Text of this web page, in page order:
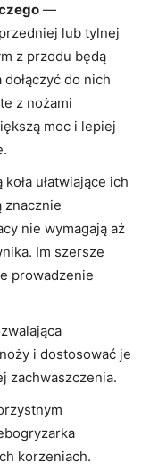
—
lub tylnej
z przodu będą
do nich
z nożami
moc i lepiej
ułatwiające ich
znacznie
nie wymagają aż
Im szersze
prowadzenie
i dostosować je
zachwaszczenia.
korzeniach.